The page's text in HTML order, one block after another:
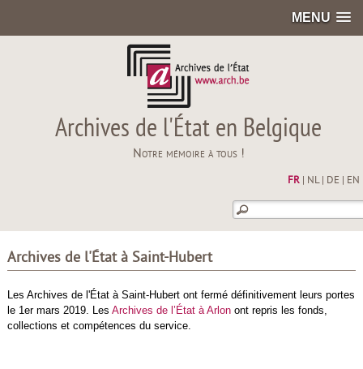
MENU
Archives de l'État en Belgique
Notre mémoire à tous !
FR| NL| DE EN
Archives de l'État à Saint-Hubert
Les Archives de l'État à Saint-Hubert ont fermé définitivement leurs portes
le 1er mars 2019. Les Archives de l’État à Arlonont repris les fonds,
collections et compétences du service.